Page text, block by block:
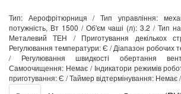
Тип: Аерофрітюрниця / Тип управління:
потужність, Вт 1500 / Об'єм чаші (л): 3.2 / Тип
Металевий ТЕН / Приготування декількох
Регулювання температури: Є / Діапазон робочих
/ Регулювання швидкості обертання
Самоочищення: Немає / Індикатори режимів
приготування: Є / Таймер відтермінування: Немає